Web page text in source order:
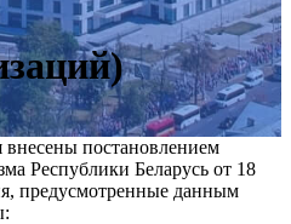
постановлением
Республики Беларусь от 18
предусмотренные данным